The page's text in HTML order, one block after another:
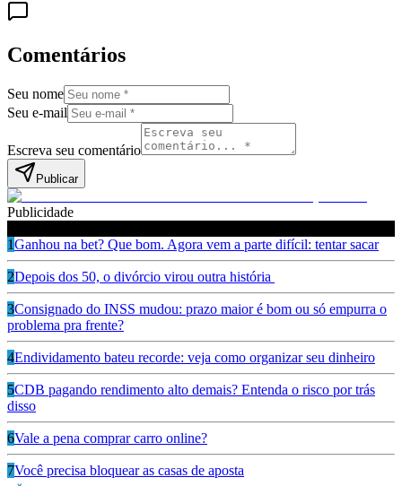
Comentários
Seu nome
Seu e-mail
Escreva seu comentário
Publicar
Publicidade
1Ganhou na bet? Que bom. Agora vem a parte difícil: tentar sacar
2Depois dos 50, o divórcio virou outra história
3Consignado do INSS mudou: prazo maior é bom ou só empurra o
problema pra frente?
4Endividamento bateu recorde: veja como organizar seu dinheiro
5CDB pagando rendimento alto demais? Entenda o risco por trás
disso
6Vale a pena comprar carro online?
7Você precisa bloquear as casas de aposta